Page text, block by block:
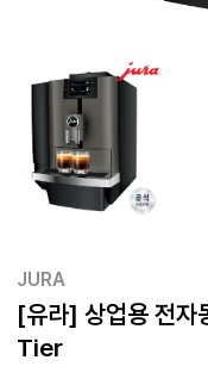
JURA
[유라] 상업용 전
Tier